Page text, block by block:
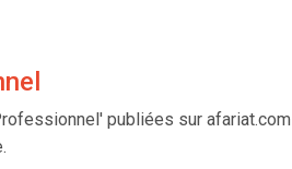
publiées sur